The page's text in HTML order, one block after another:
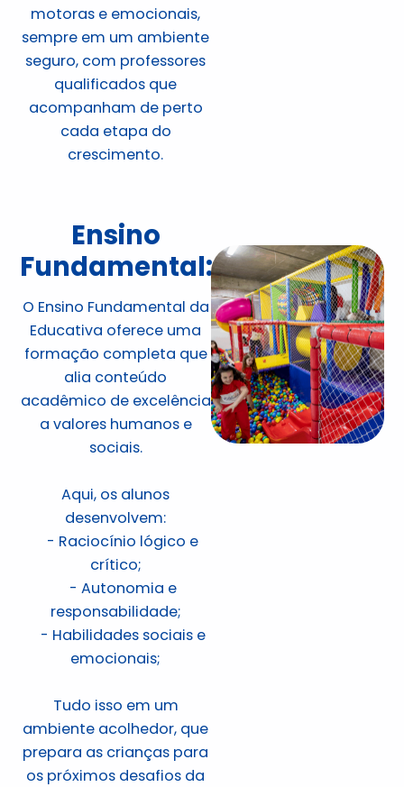
motoras e emocionais,
sempre em um ambiente
seguro, com professores
qualificados que
acompanham de perto
cada etapa do
crescimento.
Ensino
Fundamental:
O Ensino Fundamental da
Educativa oferece uma
formação completa que
alia conteúdo
acadêmico de excelência
a valores humanos e
sociais.
Aqui, os alunos
desenvolvem:
- Raciocínio lógico e
crítico;
- Autonomia e
responsabilidade;
- Habilidades sociais e
emocionais;
Tudo isso em um
ambiente acolhedor, que
prepara as crianças para
os próximos desafios da